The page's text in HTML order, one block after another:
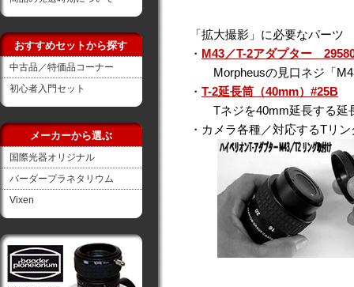
おすすめセットから探す
中古品／特価品コーナー
初心者入門セット
メーカーから選ぶ
国際光器オリジナル
バーダープラネタリウム
Vixen
「拡大撮影」に必要なパーツ
・ M43／T-2アダプター
Morpheusの見口ネジ「
・ T-2延長筒（40mm）#25B
Tネジを40mm延長する延
・カメラ各種／対応するTリン